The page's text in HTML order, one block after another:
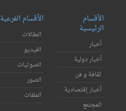
الأقسام
الرئيسية
أخبار
أخبار دولية
ثقافة و فن
أخبار إقتصادية
المجتمع
الأقسام الفرعية
المقالات
الفيديو
الصوتيات
الصور
الملفات